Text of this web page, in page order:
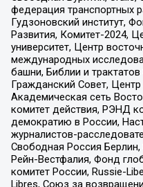
федерация транспортных
Гудзоновский институт,
Развития, Комитет-2024,
университет, Центр
международных
башни, Библии и
Гражданский Совет,
Академическая сеть
комитет действия, РЭНД
демократию в России,
журналистов-
Свободная Россия
Рейн-Вестфалия, Фонд
комитет России, Russie-
Libres, Союз за